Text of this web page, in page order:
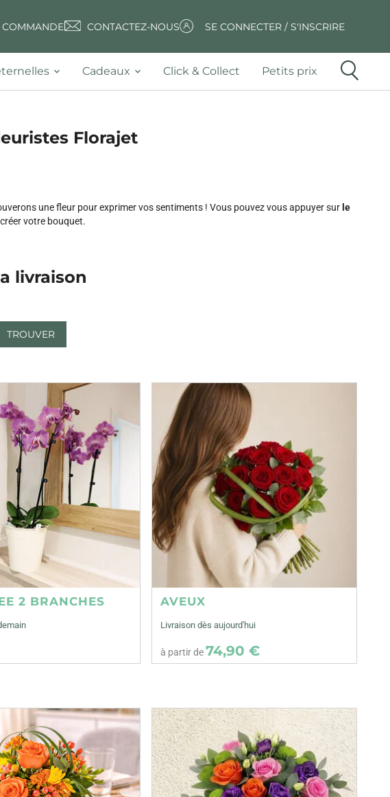
CONTACTEZ-NOUS SE CONNECTER / S'INSCRIRE
Cadeaux Click & Collect Petits prix
Florajet
une fleur pour exprimer vos sentiments ! Vous pouvez vous appuyer sur le
votre bouquet.
livraison
TROUVER
2 BRANCHES AVEUX
Livraison dès aujourd'hui
à partir de74,90 €